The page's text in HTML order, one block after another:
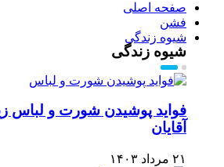
صفحه اصلی
فشن
شیوه زندگی
شیوه زندگی
فواید پوشیدن شورت و لباس
آقایان
۲۱ مرداد ۱۴۰۳